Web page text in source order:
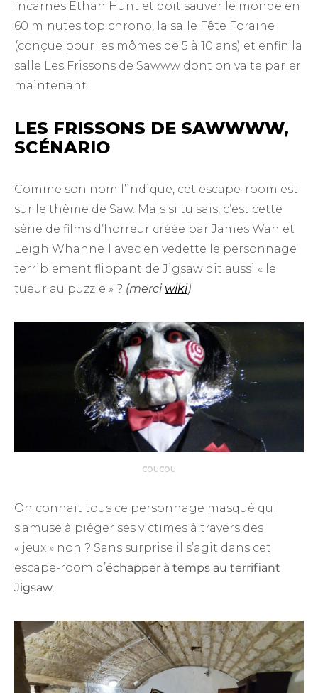
incarnes Ethan Hunt et doit sauver le monde en
60 minutes top chrono, la salle Fête Foraine
(conçue pour les mômes de 5 à 10 ans) et enfin la
salle Les Frissons de Sawww dont on va te parler
maintenant.
LES FRISSONS DE SAWWWW,
SCÉNARIO
Comme son nom l’indique, cet escape-room est
sur le thème de Saw. Mais si tu sais, c’est cette
série de films d’horreur créée par James Wan et
Leigh Whannell avec en vedette le personnage
terriblement flippant de Jigsaw dit aussi « le
tueur au puzzle » ? (merci wiki)
COUCOU
On connait tous ce personnage masqué qui
s’amuse à piéger ses victimes à travers des
« jeux » non ? Sans surprise il s’agit dans cet
escape-room d’échapper à temps au terrifiant
Jigsaw